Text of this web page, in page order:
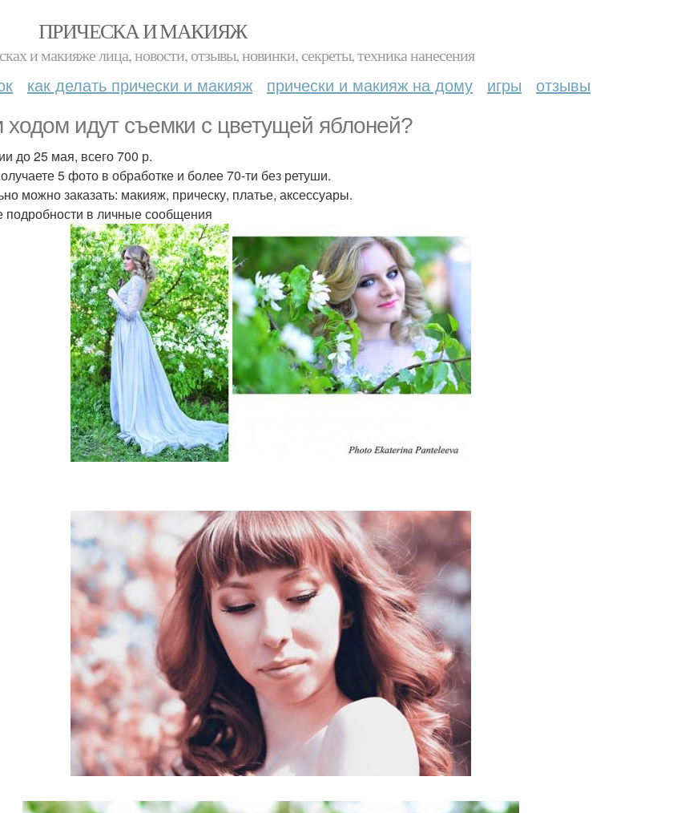
ПРИЧЕСКА И МАКИЯЖ
и макияже лица, новости, отзывы, новинки, секреты, техника нанесения
как делать прически и макияж прически и макияж на дому игры отзывы
идут съемки с цветущей яблоней?
до 25 мая, всего 700 р.
5 фото в обработке и более 70-ти без ретуши.
можно заказать: макияж, прическу, платье, аксессуары.
подробности в личные сообщения